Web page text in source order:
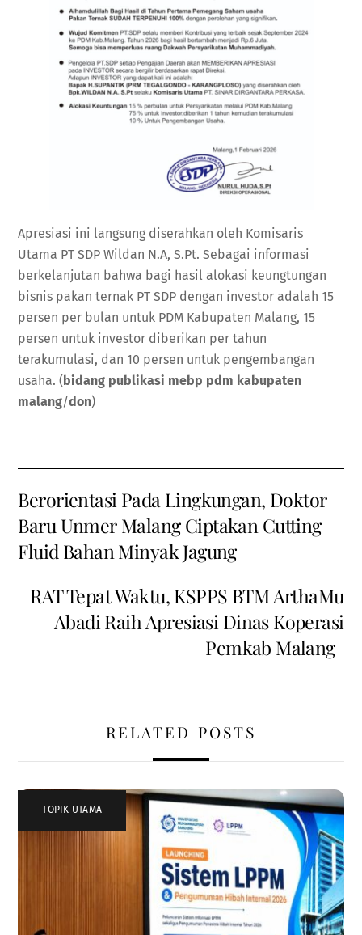
Apresiasi ini langsung diserahkan oleh Komisaris
Utama PT SDP Wildan N.A, S.Pt. Sebagai informasi
berkelanjutan bahwa bagi hasil alokasi keungtungan
bisnis pakan ternak PT SDP dengan investor adalah 15
persen per bulan untuk PDM Kabupaten Malang, 15
persen untuk investor diberikan per tahun
terakumulasi, dan 10 persen untuk pengembangan
usaha. ( bidang publikasi mebp pdm kabupaten
malang/don)
Berorientasi Pada Lingkungan, Doktor
Baru Unmer Malang Ciptakan Cutting
Fluid Bahan Minyak Jagung
RAT Tepat Waktu, KSPPS BTM ArthaMu
Abadi Raih Apresiasi Dinas Koperasi
Pemkab Malang
RELATED POSTS
TOPIK UTAMA